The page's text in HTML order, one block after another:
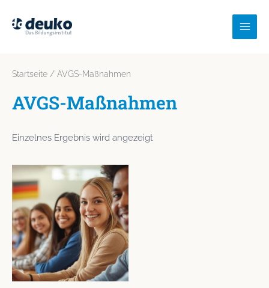
Inhalt
springen
Startseite / AVGS-Maßnahmen
AVGS-Maßnahmen
Einzelnes Ergebnis wird angezeigt